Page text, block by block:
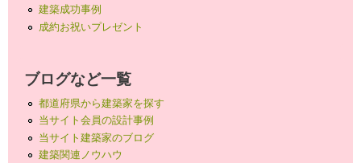
建築成功事例
成約お祝いプレゼント
ブログなど一覧
都道府県から建築家を探す
当サイト会員の設計事例
当サイト建築家のブログ
建築関連ノウハウ